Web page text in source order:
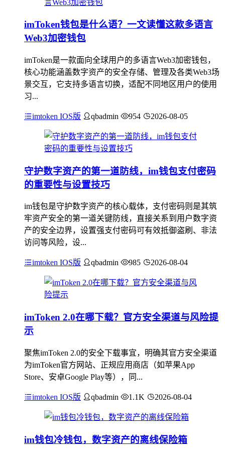
imToken钱包是什么语？一文读懂这款多语言
Web3加密钱包
imToken是一款面向全球用户的多语言Web3加密钱包，
核心功能涵盖数字资产的安全存储、管理及各类Web3场
景交互，它支持多语言切换，适配不同地区用户的使用
习...
imtoken IOS版 qbadmin 954 2026-08-05
守护数字资产的第一道防线，im钱包支付密码
的重要性与设置技巧
im钱包是守护数字资产的核心载体，支付密码则是其筑
牢资产安全的第一道关键防线，直接关系到用户数字资
产的安全边界，设置强支付密码可有效抵御盗刷、非法
访问等风险，设...
imtoken IOS版 qbadmin 985 2026-08-04
imToken 2.0在哪下载？官方安全渠道与风险提
示
聚焦imToken 2.0的安全下载事宜，明确其官方安全渠道
为imToken官方网站、正规应用商店（如苹果App
Store、安卓Google Play等），同...
imtoken IOS版 qbadmin 1.1K 2026-08-04
im钱包冷钱包，数字资产的离线保险箱